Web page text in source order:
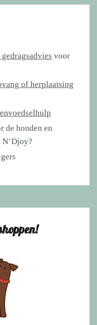
voor
of herplaatsing
de honden en